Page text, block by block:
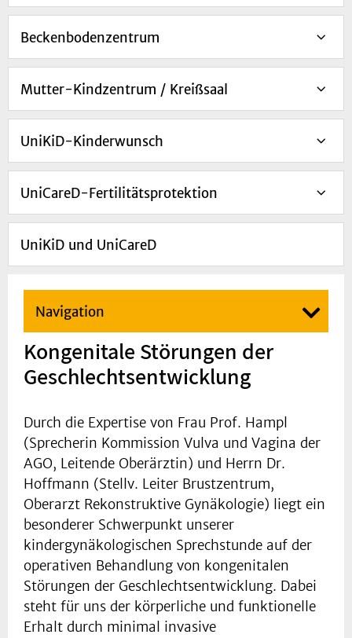
Beckenbodenzentrum
Mutter-Kindzentrum / Kreißsaal
UniKiD-Kinderwunsch
UniCareD-Fertilitätsprotektion
UniKiD und UniCareD
Navigation
Kongenitale Störungen der
Geschlechtsentwicklung
Durch die Expertise von Frau Prof. Hampl
(Sprecherin Kommission Vulva und Vagina der
AGO, Leitende Oberärztin) und Herrn Dr.
Hoffmann (Stellv. Leiter Brustzentrum,
Oberarzt Rekonstruktive Gynäkologie) liegt ein
besonderer Schwerpunkt unserer
kindergynäkologischen Sprechstunde auf der
operativen Behandlung von kongenitalen
Störungen der Geschlechtsentwicklung. Dabei
steht für uns der körperliche und funktionelle
Erhalt durch minimal invasive